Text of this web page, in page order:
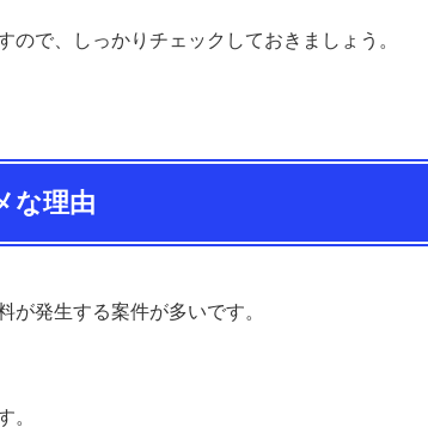
これの良い所は、利益率がめちゃくちゃ高いの
でノーリスクで副業が始められます
座事業 (@bodyupdate54)September 8, 2021
ので、しっかりチェックしておきましょう。